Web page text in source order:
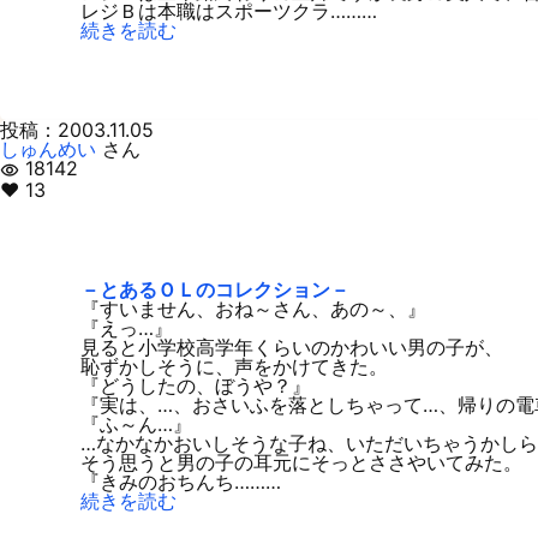
レジＢは本職はスポーツクラ………
続きを読む
投稿：2003.11.05
しゅんめい さん
visibility 18142
♥ 13
－とあるＯＬのコレクション－
『すいません、おね～さん、あの～、』
『えっ…』
見ると小学校高学年くらいのかわいい男の子が、
恥ずかしそうに、声をかけてきた。
『どうしたの、ぼうや？』
『実は、…、おさいふを落としちゃって…、帰りの電
『ふ～ん…』
…なかなかおいしそうな子ね、いただいちゃうかしら
そう思うと男の子の耳元にそっとささやいてみた。
『きみのおちんち………
続きを読む